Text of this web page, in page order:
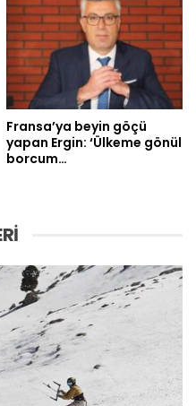
Fransa’ya beyin göçü
yapan Ergin: ‘Ülkeme gönül
borcum…